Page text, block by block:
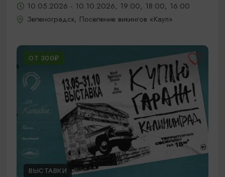
10.05.2026 - 10.10.2026, 19:00, 18:00, 16:00
Зеленоградск, Поселение викингов «Кауп»
ОТ 300₽
ВЫСТАВКИ